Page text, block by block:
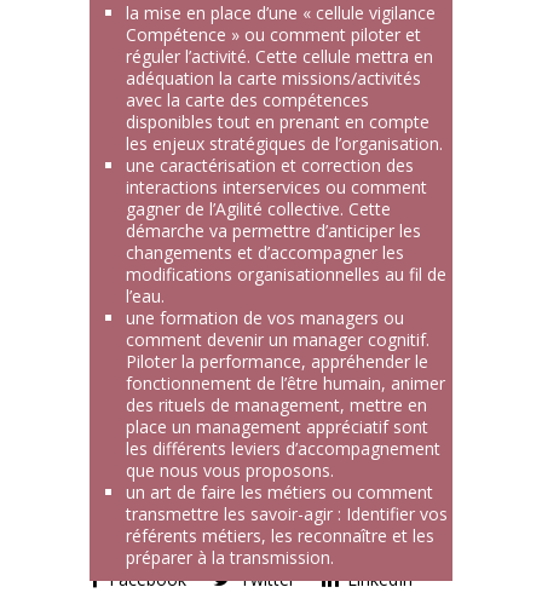
la mise en place d’une « cellule vigilance
Compétence » ou comment piloter et
réguler l’activité. Cette cellule mettra en
adéquation la carte missions/activités
avec la carte des compétences
disponibles tout en prenant en compte
les enjeux stratégiques de l’organisation.
une caractérisation et correction des
interactions interservices ou comment
gagner de l’Agilité collective. Cette
démarche va permettre d’anticiper les
changements et d’accompagner les
modifications organisationnelles au fil de
l’eau.
une formation de vos managers ou
comment devenir un manager cognitif.
Piloter la performance, appréhender le
fonctionnement de l’être humain, animer
des rituels de management, mettre en
place un management appréciatif sont
les différents leviers d’accompagnement
que nous vous proposons.
un art de faire les métiers ou comment
transmettre les savoir-agir : Identifier vos
référents métiers, les reconnaître et les
préparer à la transmission.
Facebook
Twitter
LinkedIn